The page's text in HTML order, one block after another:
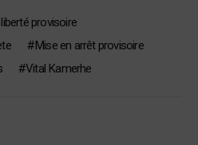
provisoire
Mise en arrêt provisoire
Vital Kamerhe